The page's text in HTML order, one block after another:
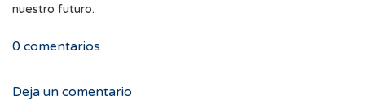
nuestro futuro.
0 comentarios
Deja un comentario